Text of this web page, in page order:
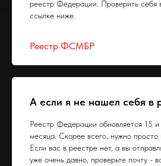
реестр Федерации. Проверить себя
ссылке ниже.
Реестр ФСМБР
А если я не нашел себя в
Реестр Федерации обновляется 15
месяца. Скорее всего, нужно просто
Если вас в реестре нет, а вы
уже очень давно, проверьте почту -